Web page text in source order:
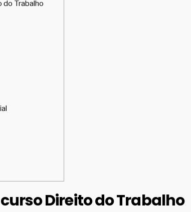
do Trabalho
Direito do Trabalho